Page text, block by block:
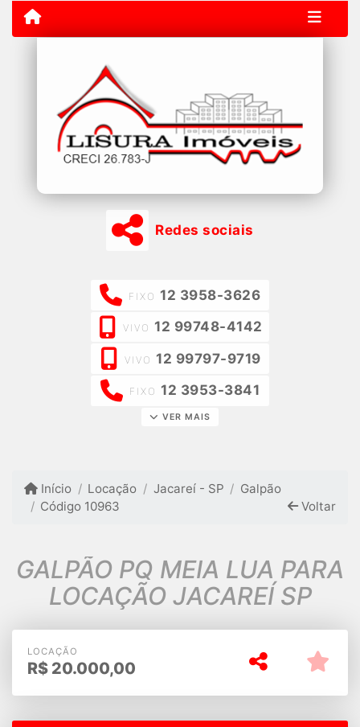
Redes sociais
FIXO 12 3958-3626
VIVO 12 99748-4142
VIVO 12 99797-9719
FIXO 12 3953-3841
VER MAIS
Início Locação Jacareí - SP
Galpão
Código 10963
Voltar
GALPÃO PQ MEIA LUA PARA
LOCAÇÃO JACAREÍ SP
LOCAÇÃO
R$ 20.000,00